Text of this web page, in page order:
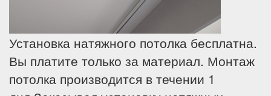
Установка натяжного потолка бесплатна.
Вы платите только за материал. Монтаж
потолка производится в течении 1